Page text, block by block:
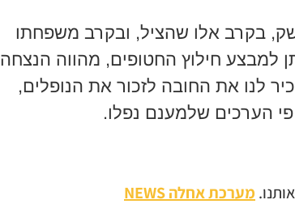
בקרב אלו שהציל, ובקרב משפחתו
למבצע חילוץ החטופים, מהווה הנצחה
לנו את החובה לזכור את הנופלים,
הערכים שלמענם נפלו.
מערכת אחלה NEWS